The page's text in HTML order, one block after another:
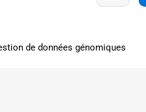
de données génomiques